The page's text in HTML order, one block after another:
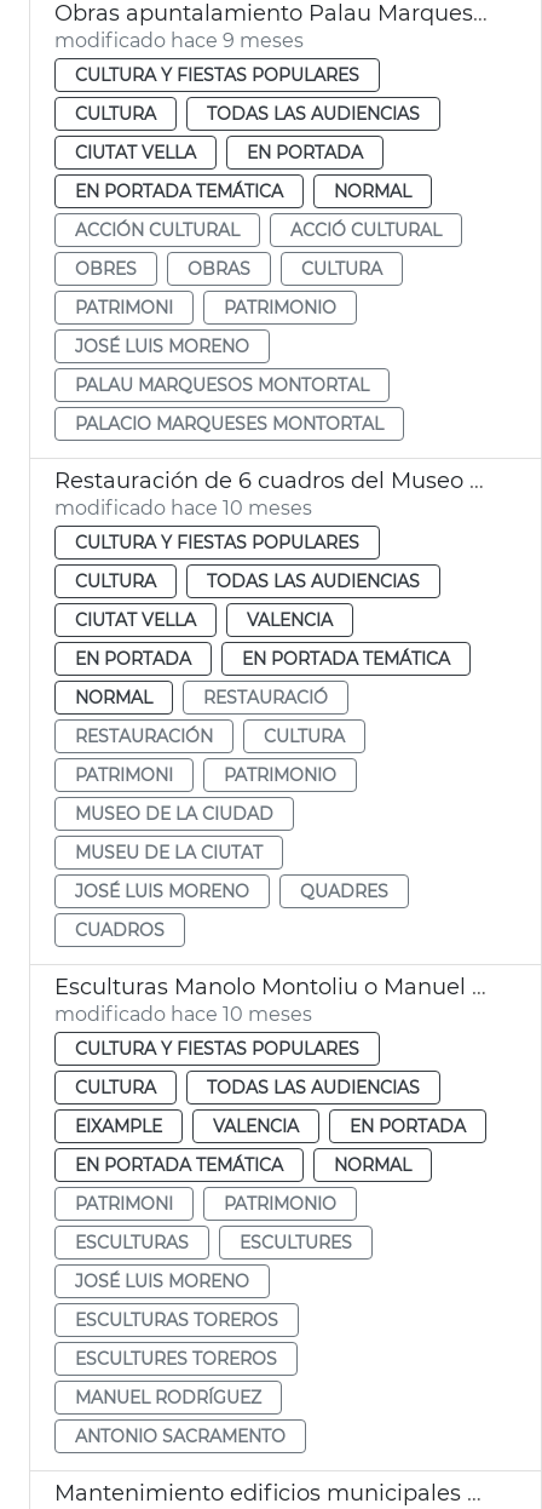
Obras apuntalamiento Palau Marquesos Montortal
modificado hace 9 meses
CULTURA Y FIESTAS POPULARES
CULTURA
TODAS LAS AUDIENCIAS
CIUTAT VELLA
EN PORTADA
EN PORTADA TEMÁTICA
NORMAL
ACCIÓN CULTURAL
ACCIÓ CULTURAL
OBRES
OBRAS
CULTURA
PATRIMONI
PATRIMONIO
JOSÉ LUIS MORENO
PALAU MARQUESOS MONTORTAL
PALACIO MARQUESES MONTORTAL
Restauración de 6 cuadros del Museo de la Ciudad
modificado hace 10 meses
CULTURA Y FIESTAS POPULARES
CULTURA
TODAS LAS AUDIENCIAS
CIUTAT VELLA
VALENCIA
EN PORTADA
EN PORTADA TEMÁTICA
NORMAL
RESTAURACIÓ
RESTAURACIÓN
CULTURA
PATRIMONI
PATRIMONIO
MUSEO DE LA CIUDAD
MUSEU DE LA CIUTAT
JOSÉ LUIS MORENO
QUADRES
CUADROS
Esculturas Manolo Montoliu o Manuel Granero València
modificado hace 10 meses
CULTURA Y FIESTAS POPULARES
CULTURA
TODAS LAS AUDIENCIAS
EIXAMPLE
VALENCIA
EN PORTADA
EN PORTADA TEMÁTICA
NORMAL
PATRIMONI
PATRIMONIO
ESCULTURAS
ESCULTURES
JOSÉ LUIS MORENO
ESCULTURAS TOREROS
ESCULTURES TOREROS
MANUEL RODRÍGUEZ
ANTONIO SACRAMENTO
Mantenimiento edificios municipales 40,8 millones Ayuntamiento València